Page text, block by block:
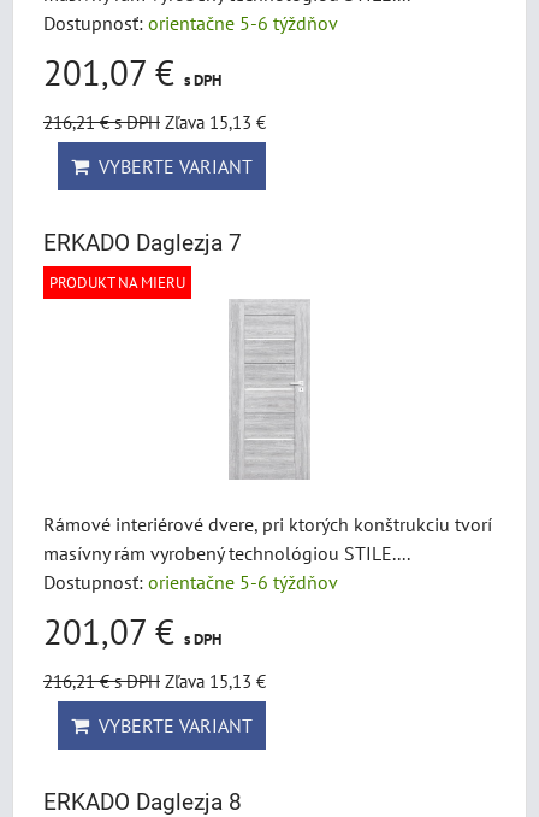
Dostupnosť: orientačne 5-6 týždňov
201,07 € s DPH
216,21 €s DPH Zľava 15,13 €
VYBERTE VARIANT
ERKADO Daglezja 7
PRODUKT NA MIERU
Rámové interiérové dvere, pri ktorých konštrukciu tvorí
masívny rám vyrobený technológiou STILE....
Dostupnosť: orientačne 5-6 týždňov
201,07 € s DPH
216,21 €s DPH Zľava 15,13 €
VYBERTE VARIANT
ERKADO Daglezja 8